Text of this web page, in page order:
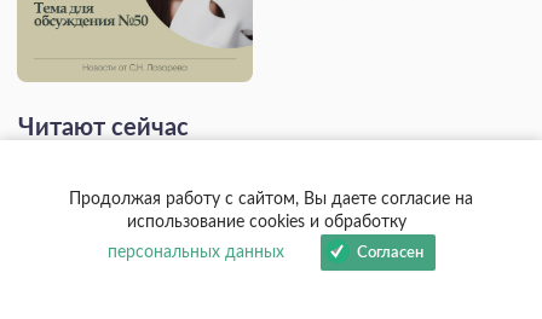
Читают сейчас
Продолжая работу с сайтом, Вы даете согласие на
использование cookies и обработку
персональных данных
Согласен